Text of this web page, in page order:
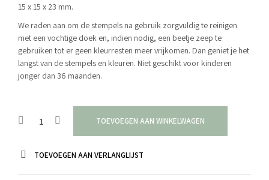
15 x 15 x 23 mm.
We raden aan om de stempels na gebruik zorgvuldig te reinigen
met een vochtige doek en, indien nodig, een beetje zeep te
gebruiken tot er geen kleurresten meer vrijkomen. Dan geniet je het
langst van de stempels en kleuren. Niet geschikt voor kinderen
jonger dan 36 maanden.
TOEVOEGEN AAN WINKELWAGEN
TOEVOEGEN AAN VERLANGLIJST